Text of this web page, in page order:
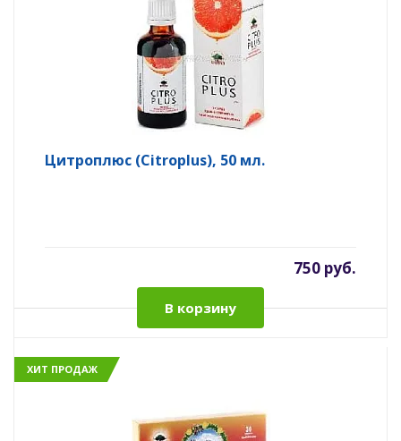
Цитроплюс (Citroplus), 50 мл.
750 руб.
В корзину
ХИТ ПРОДАЖ